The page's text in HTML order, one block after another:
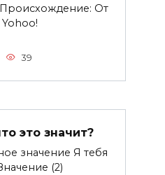
От
Yohoo!
39
это значит?
значение Я тебя
(2)